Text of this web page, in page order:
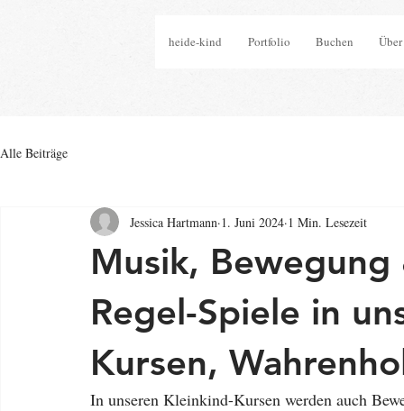
heide-kind Portfolio Buchen
Alle Beiträge
Musik,
Regel-Spiele in
Kursen,
Jessica Hartmann 1. Juni 2024 1 Min. Lesezeit
In unseren Kleinkind-Kursen werden auch